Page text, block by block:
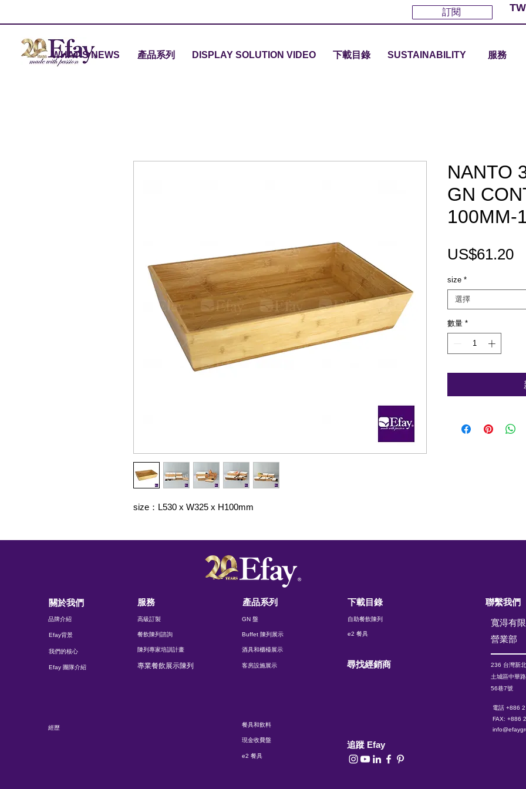
訂閱
WHAT'S NEWS 產品系列 DISPLAY SOLUTION VIDEO 下載目錄 SUSTAINABILITY 服務
size：L530 x W325 x H100mm
NANTO
GN
100MM-
US$61.20價
size *
選擇
數量 *
關於我們
品牌介紹
Efay背景
我們的核心
Efay 團隊介紹
服務
高級訂製
餐飲陳列諮詢
陳列專家培訓計畫
專業餐飲展示陳列
產品系列
GN 盤
Buffet 陳列展示
下載目錄
自助餐飲陳列
e2 餐具
酒具和櫃檯展示
客房設施展示 尋找經銷商
經歷 餐具和飲料
現金收費盤
e2 餐具
追蹤 Efay
聯繫我們
寬淂有
​營業部
236 台灣新
土城區中華
56巷7號
電話 +886
FAX: +886